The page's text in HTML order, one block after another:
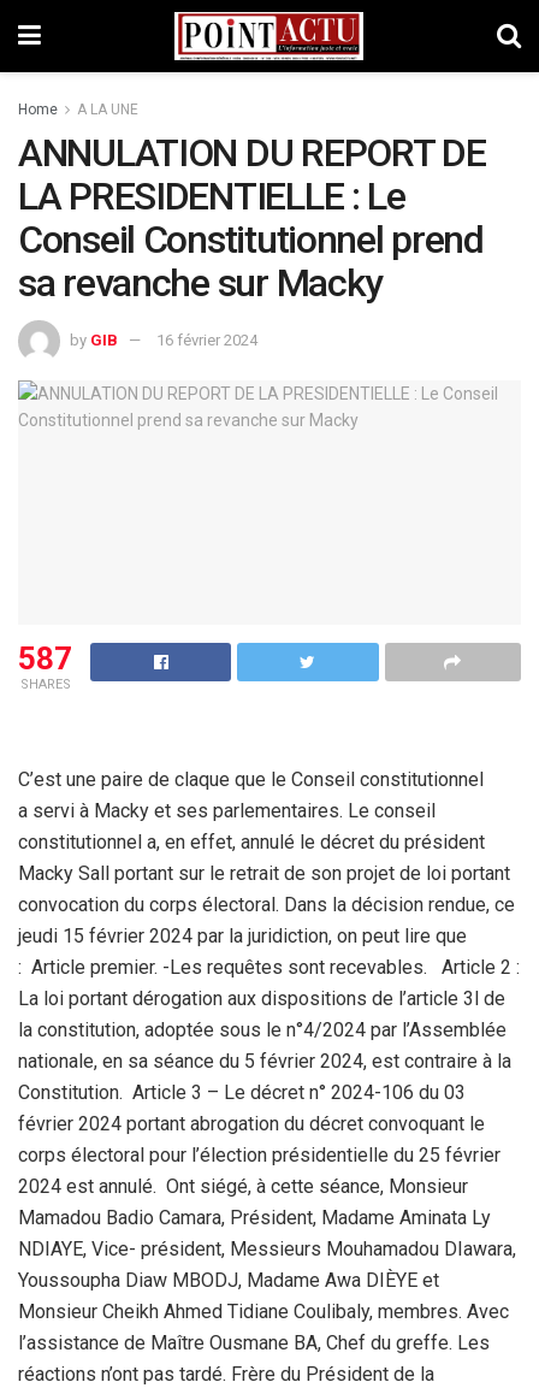
Home A LA UNE
ANNULATION DU REPORT DE
LA PRESIDENTIELLE : Le
Conseil Constitutionnel prend
sa revanche sur Macky
by GIB 16 février 2024
587
SHARES
C’est une paire de claque que le Conseil constitutionnel
a servi à Macky et ses parlementaires. Le conseil
constitutionnel a, en effet, annulé le décret du président
Macky Sall portant sur le retrait de son projet de loi portant
convocation du corps électoral. Dans la décision rendue, ce
jeudi 15 février 2024 par la juridiction, on peut lire que
: Article premier. -Les requêtes sont recevables. Article 2 :
La loi portant dérogation aux dispositions de l’article 3l de
la constitution, adoptée sous le n°4/2024 par l’Assemblée
nationale, en sa séance du 5 février 2024, est contraire à la
Constitution. Article 3 – Le décret n° 2024-106 du 03
février 2024 portant abrogation du décret convoquant le
corps électoral pour l’élection présidentielle du 25 février
2024 est annulé. Ont siégé, à cette séance, Monsieur
Mamadou Badio Camara, Président, Madame Aminata Ly
NDIAYE, Vice- président, Messieurs Mouhamadou DIawara,
Youssoupha Diaw MBODJ, Madame Awa DIÈYE et
Monsieur Cheikh Ahmed Tidiane Coulibaly, membres. Avec
l’assistance de Maître Ousmane BA, Chef du greffe. Les
réactions n’ont pas tardé. Frère du Président de la